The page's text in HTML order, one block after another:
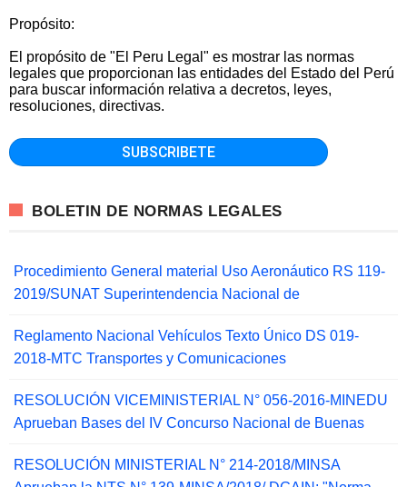
Propósito:
El propósito de "El Peru Legal" es mostrar las normas
legales que proporcionan las entidades del Estado del Perú
para buscar información relativa a decretos, leyes,
resoluciones, directivas.
BOLETIN DE NORMAS LEGALES
Procedimiento General material Uso Aeronáutico RS 119-
2019/SUNAT Superintendencia Nacional de
Reglamento Nacional Vehículos Texto Único DS 019-
2018-MTC Transportes y Comunicaciones
RESOLUCIÓN VICEMINISTERIAL N° 056-2016-MINEDU
Aprueban Bases del IV Concurso Nacional de Buenas
RESOLUCIÓN MINISTERIAL N° 214-2018/MINSA